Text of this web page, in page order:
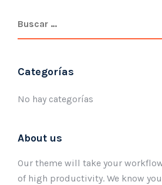
Categorías
No hay categorías
About us
Our theme will take your
of high productivity. We know